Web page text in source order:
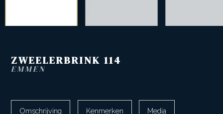
ZWEELERBRINK 114
EMMEN
Omschrijving Kenmerken Media